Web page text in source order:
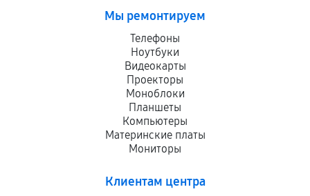
Мы ремонтируем
Телефоны
Ноутбуки
Видеокарты
Проекторы
Моноблоки
Планшеты
Компьютеры
Материнские платы
Мониторы
Клиентам центра